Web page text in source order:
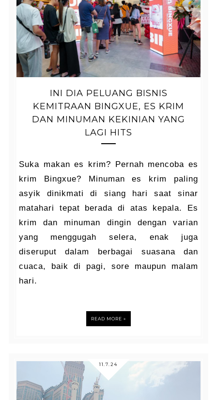
INI DIA PELUANG BISNIS
KEMITRAAN BINGXUE, ES KRIM
DAN MINUMAN KEKINIAN YANG
LAGI HITS
Suka makan es krim? Pernah mencoba es
krim Bingxue? Minuman es krim paling
asyik dinikmati di siang hari saat sinar
matahari tepat berada di atas kepala. Es
krim dan minuman dingin dengan varian
yang menggugah selera, enak juga
diseruput dalam berbagai suasana dan
cuaca, baik di pagi, sore maupun malam
hari.
READ MORE »
11.7.24